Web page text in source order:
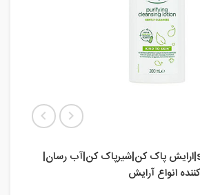
لوشن سیمپل simple|ارایش پاک کن|شیرپاک کن|آب رسان|